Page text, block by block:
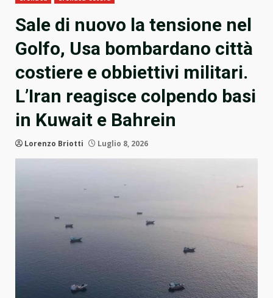
Sale di nuovo la tensione nel
Golfo, Usa bombardano città
costiere e obbiettivi militari.
L’Iran reagisce colpendo basi
in Kuwait e Bahrein
Lorenzo Briotti Luglio 8, 2026